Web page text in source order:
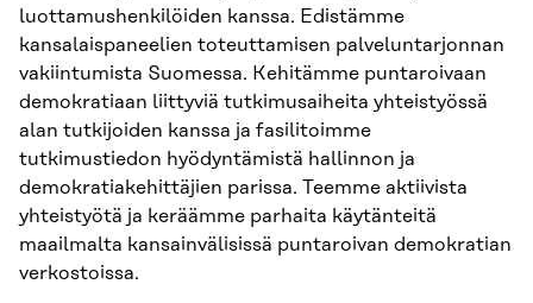
luottamushenkilöiden kanssa. Edistämme
kansalaispaneelien toteuttamisen palveluntarjonnan
vakiintumista Suomessa. Kehitämme puntaroivaan
demokratiaan liittyviä tutkimusaiheita yhteistyössä
alan tutkijoiden kanssa ja fasilitoimme
tutkimustiedon hyödyntämistä hallinnon ja
demokratiakehittäjien parissa. Teemme aktiivista
yhteistyötä ja keräämme parhaita käytänteitä
maailmalta kansainvälisissä puntaroivan demokratian
verkostoissa.